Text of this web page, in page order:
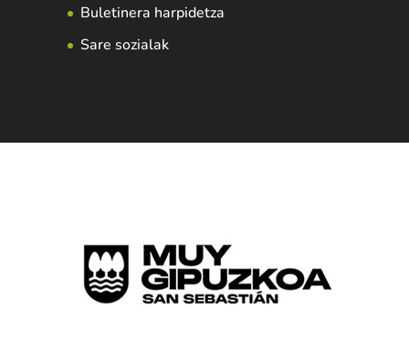
Buletinera harpidetza
Sare sozialak